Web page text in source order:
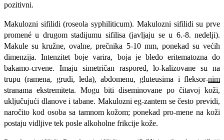
pozitivni.
Makulozni sifilidi (roseola syphiliti­cum). Makulozni sifilidi su prve
promené u drugom stadijumu sifilisa (javljaju se u 6.-8. nedelji).
Makule su kružne, oval­ne, prečnika 5-10 mm, ponekad su većih
dimenzija. Intenzitet boje varira, boja je bledo eritematozna do
bakamo-crvene. Imaju simetričan raspored, lo-kalizovane su na
trupu (ramena, grudi, leda), abdomenu, gluteusima i fleksor-nim
stranama ekstremiteta. Mogu biti diseminovane po čitavoj koži,
uklju­čujući dlanove i tabane. Makulozni eg-zantem se često previdi,
naročito kod osoba sa tamnom kožom; ponekad pro-mene na koži
postaju vidljive tek posle alkoholne frikcije kože.